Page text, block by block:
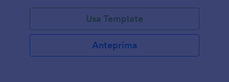
Usa Template
Anteprima